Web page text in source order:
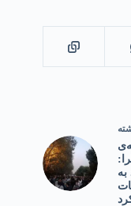
به